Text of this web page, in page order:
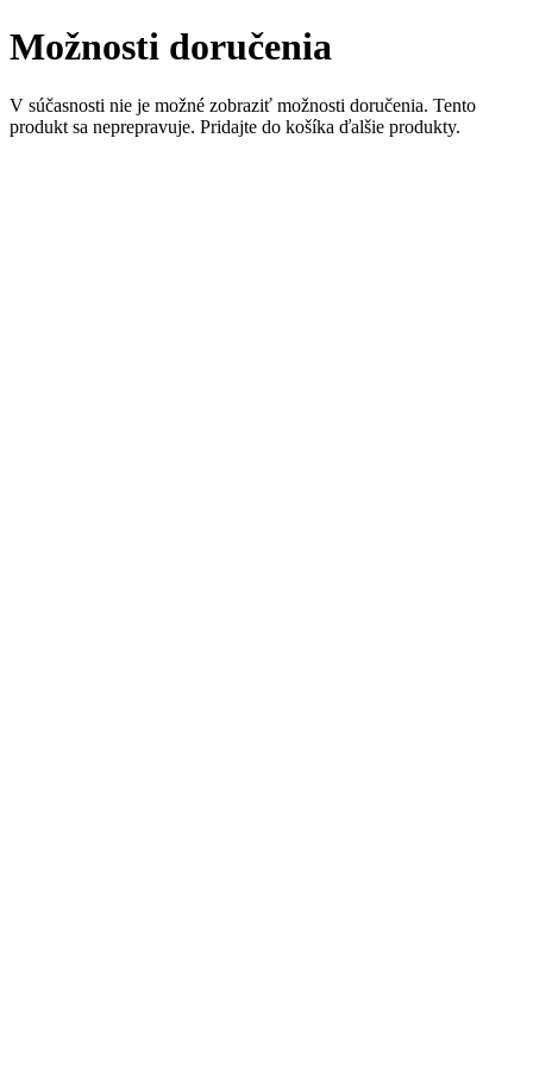
Možnosti doručenia
V súčasnosti nie je možné zobraziť možnosti doručenia. Tento
produkt sa neprepravuje. Pridajte do košíka ďalšie produkty.